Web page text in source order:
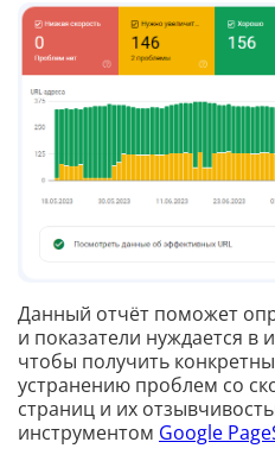
Данный отчёт поможет
и показатели нуждается в
чтобы получить
устранению проблем со
страниц и их
инструментом Google